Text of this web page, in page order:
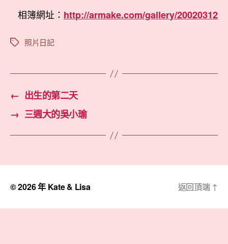
相簿網址： http://armake.com/gallery/20020312
標
照片日記
← 出生的第二天
→ 三週大的吳小瑜
© 2026 年 Kate & Lisa 返回頂端 ↑